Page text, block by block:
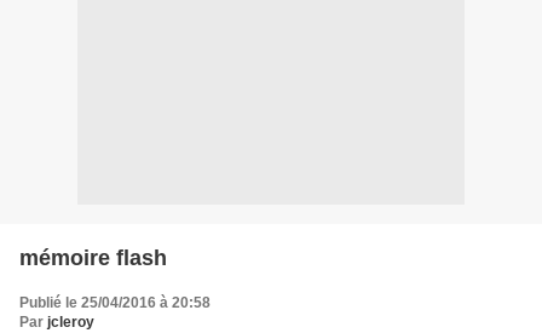
mémoire flash
Publié le 25/04/2016 à 20:58
Par jcleroy